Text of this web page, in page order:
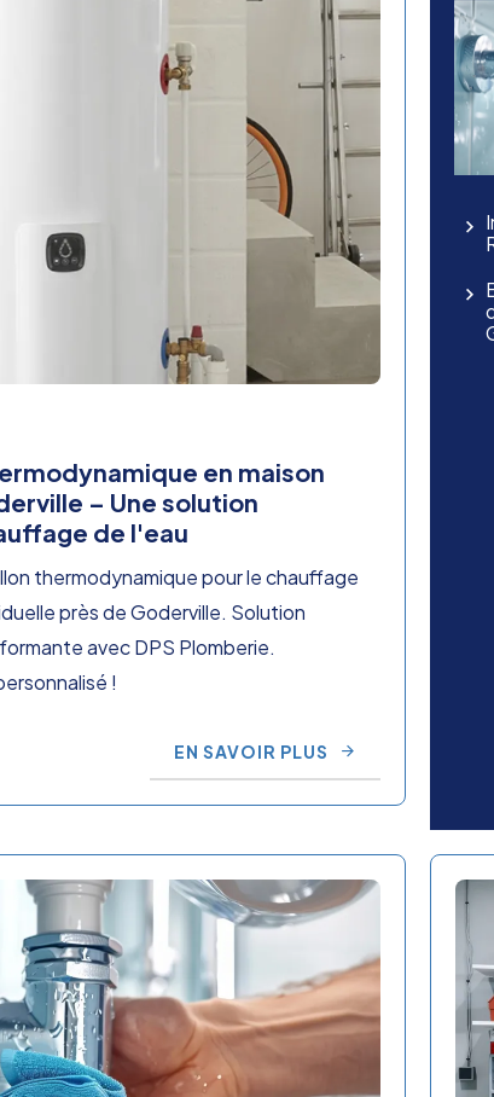
en maison
– Une solution
de l'eau
thermodynamique pour le chauffage
près de Goderville. Solution
avec DPS Plomberie.
!
EN SAVOIR PLUS